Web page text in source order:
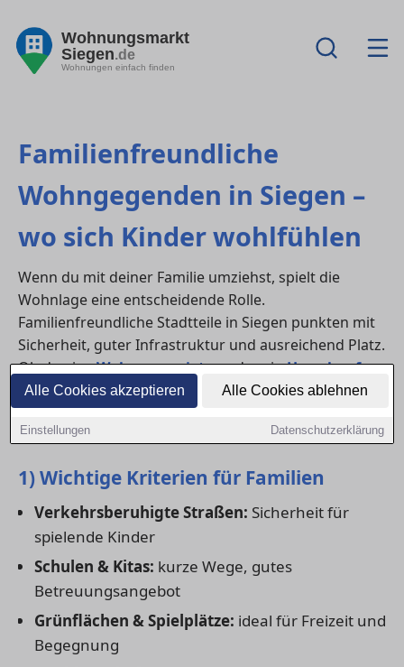
Alle Cookies akzeptieren Alle Cookies ablehnen
Einstellungen Datenschutzerklärung
Wohnungsmarkt
Siegen.de
Wohnungen einfach finden
Familienfreundliche
Wohngegenden in Siegen –
wo sich Kinder wohlfühlen
Wenn du mit deiner Familie umziehst, spielt die
Wohnlage eine entscheidende Rolle.
Familienfreundliche Stadtteile in Siegen punkten mit
Sicherheit, guter Infrastruktur und ausreichend Platz.
Ob du eineWohnung mietenoder einHaus kaufen
möchtest – entscheidend ist, dass sich Kinder hier frei
bewegen können und du alles Wichtige in der Nähe
hast.
1) Wichtige Kriterien für Familien
Verkehrsberuhigte Straßen: Sicherheit für
spielende Kinder
Schulen & Kitas: kurze Wege, gutes
Betreuungsangebot
Grünflächen & Spielplätze: ideal für Freizeit und
Begegnung